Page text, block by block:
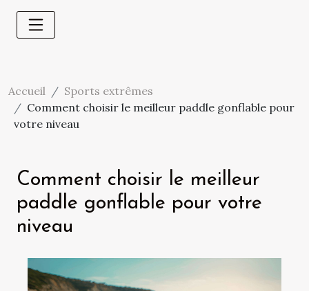
Accueil
Sports extrêmes
Comment choisir le meilleur paddle gonflable pour
votre niveau
Comment choisir le meilleur
paddle gonflable pour votre
niveau